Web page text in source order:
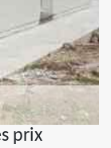
prix